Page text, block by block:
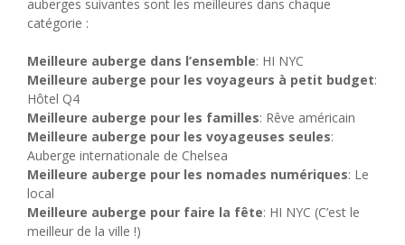
auberges suivantes sont les meilleures dans chaque
catégorie :
Meilleure auberge dans l’ensemble: HI NYC
Meilleure auberge pour les voyageurs à petit budget:
Hôtel Q4
Meilleure auberge pour les familles: Rêve américain
Meilleure auberge pour les voyageuses seules:
Auberge internationale de Chelsea
Meilleure auberge pour les nomades numériques: Le
local
Meilleure auberge pour faire la fête: HI NYC (C’est le
meilleur de la ville !)